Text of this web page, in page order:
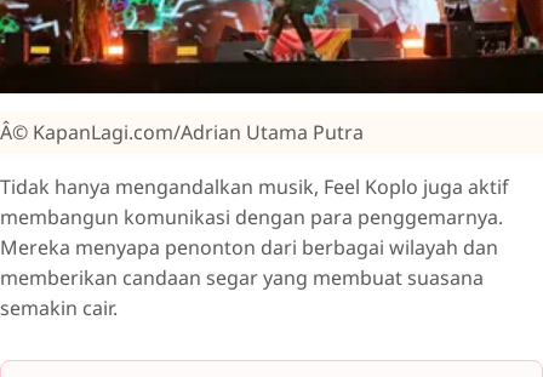
Â© KapanLagi.com/Adrian Utama Putra
Tidak hanya mengandalkan musik, Feel Koplo juga aktif
membangun komunikasi dengan para penggemarnya.
Mereka menyapa penonton dari berbagai wilayah dan
memberikan candaan segar yang membuat suasana
semakin cair.